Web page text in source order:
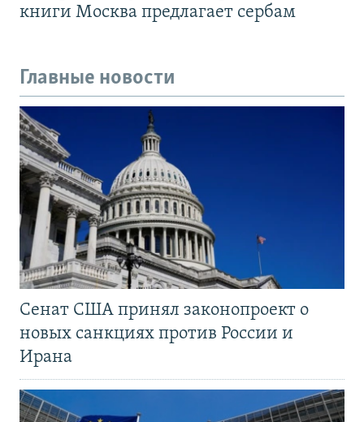
книги Москва предлагает сербам
Главные новости
Сенат США принял законопроект о
новых санкциях против России и
Ирана